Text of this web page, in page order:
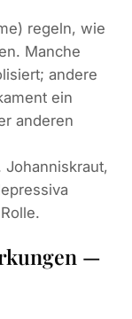
regeln, wie
Manche
andere
ein
anderen
—